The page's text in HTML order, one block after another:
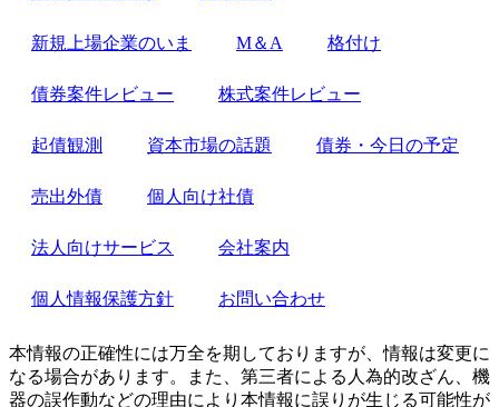
新規上場企業のいま M＆A 格付け
債券案件レビュー 株式案件レビュー
起債観測 資本市場の話題 債券・今日の予定
売出外債 個人向け社債
法人向けサービス 会社案内
個人情報保護方針 お問い合わせ
本情報の正確性には万全を期しておりますが、情報は変更に
なる場合があります。また、第三者による人為的改ざん、機
器の誤作動などの理由により本情報に誤りが生じる可能性が